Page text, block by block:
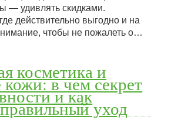
— удивлять скидками.
действительно выгодно и на
чтобы не пожалеть о…
косметика и
кожи: в чем секрет
и как
уход